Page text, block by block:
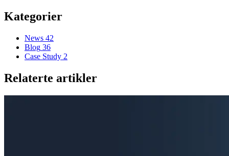
Kategorier
News 42
Blog 36
Case Study 2
Relaterte artikler